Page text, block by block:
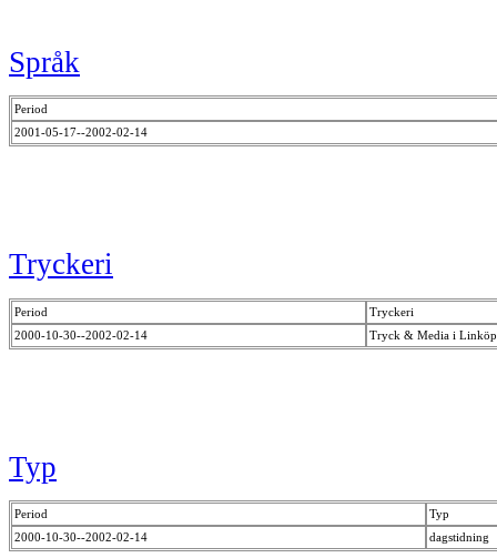
Språk
Period
2001-05-17--2002-02-14
Tryckeri
Period
Tryckeri
2000-10-30--2002-02-14
Tryck & Media i
Typ
Period
Typ
2000-10-30--2002-02-14
dagstidning